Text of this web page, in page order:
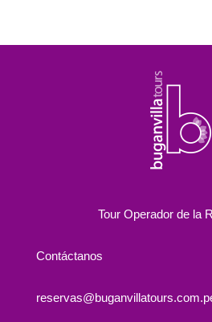
Tour Operador de la
Contáctanos